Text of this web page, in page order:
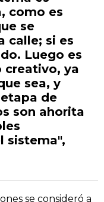
como es
se
calle; si es
Luego es
creativo, ya
sea, y
de
son ahorita
sistema",
se consideró a